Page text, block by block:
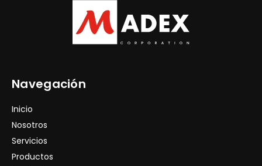
Navegación
Inicio
Nosotros
Servicios
Productos